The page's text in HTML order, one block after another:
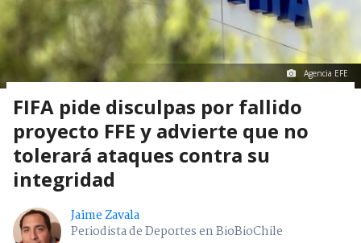
Agencia EFE
FIFA pide disculpas por fallido
proyecto FFE y advierte que no
tolerará ataques contra su
integridad
Jaime Zavala
Periodista de Deportes en BioBioChile